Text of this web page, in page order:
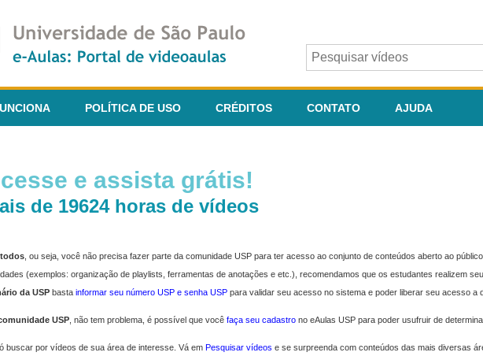
POLÍTICA DE USO CRÉDITOS CONTATO AJUDA
e assista grátis!
de 19624 horas de vídeos
, ou seja, você não precisa fazer parte da comunidade USP para ter acesso ao conjunto de conteúdos aberto ao público.
(exemplos: organização de playlists, ferramentas de anotações e etc.), recomendamos que os estudantes realizem
da USP basta informar seu número USP e senha USP para validar seu acesso no sistema e poder liberar seu acesso a
USP , não tem problema, é possível que você faça seu cadastro no eAulas USP para poder usufruir de
buscar por vídeos de sua área de interesse. Vá em Pesquisar vídeos e se surpreenda com conteúdos das mais diversas